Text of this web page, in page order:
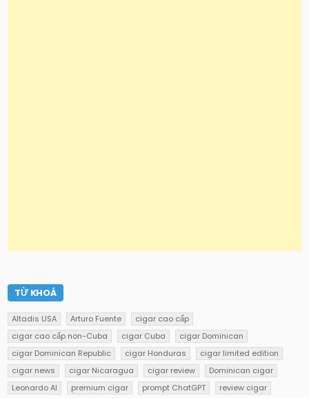
TỪ KHOÁ
Altadis USA Arturo Fuente
cigar cao cấp
cigar cao cấp non-Cuba
cigar Cuba
cigar Dominican
cigar Dominican Republic
cigar Honduras
cigar limited edition
cigar news
cigar Nicaragua cigar review
Dominican cigar
Leonardo AI
premium cigar prompt ChatGPT
review cigar